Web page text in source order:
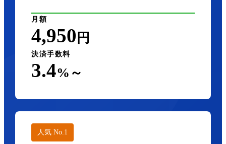
月額
4,950 円
決済手数料
3.4%～
人気 No.1